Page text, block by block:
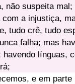
não suspeita mal;
com a injustiça,
tudo crê, tudo
falha; mas
havendo línguas,
e em